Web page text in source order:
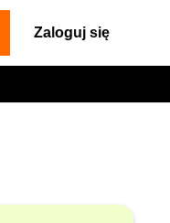
Zaloguj się